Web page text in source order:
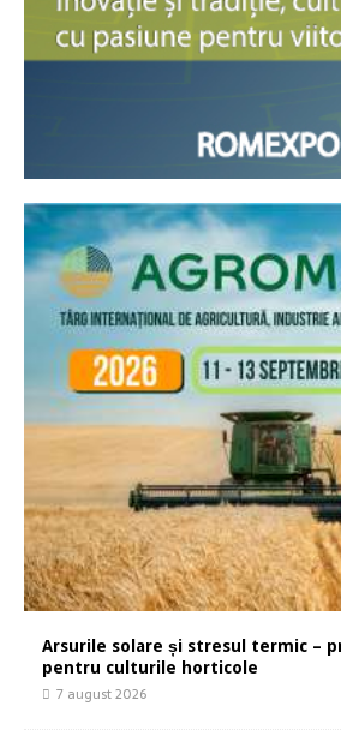
Arsurile solare și stresul termic –
pentru culturile horticole
7 august 2026